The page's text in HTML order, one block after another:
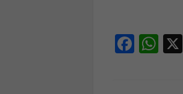
F
ac
W
h